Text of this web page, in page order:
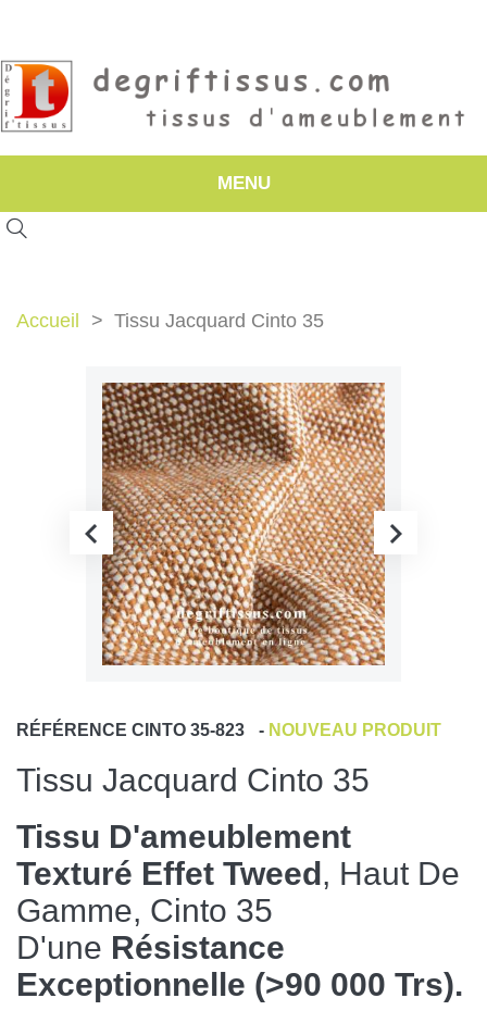
MENU
Accueil Tissu Jacquard Cinto 35
RÉFÉRENCE CINTO 35-823 - NOUVEAU PRODUIT
Tissu Jacquard Cinto 35
Tissu D'ameublement
Texturé Effet Tweed, Haut De
Gamme, Cinto 35
D'une Résistance
Exceptionnelle (>90 000 Trs).